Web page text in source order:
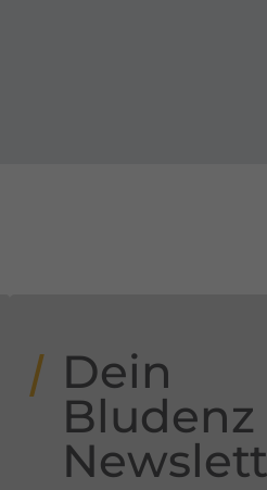
Dein
Bludenz